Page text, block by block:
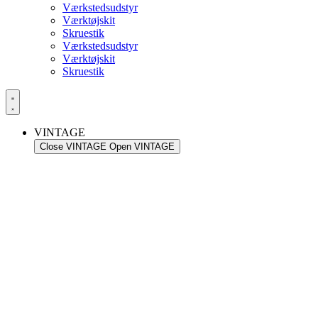
Værkstedsudstyr
Værktøjskit
Skruestik
Værkstedsudstyr
Værktøjskit
Skruestik
VINTAGE
Close VINTAGE Open VINTAGE